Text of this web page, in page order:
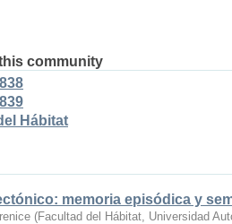
community
Hábitat
memoria episódica y
(Facultad del Hábitat, Universidad